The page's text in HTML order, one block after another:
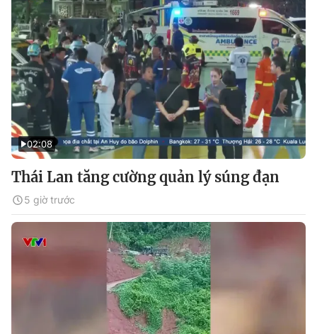
02:08
Thái Lan tăng cường quản lý súng đạn
5 giờ trước